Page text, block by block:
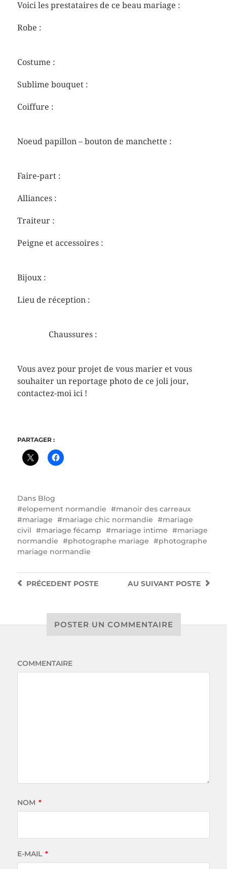
Voici les prestataires de ce beau mariage :
Robe :
Costume :
Sublime bouquet :
Coiffure :
Noeud papillon – bouton de manchette :
Faire-part :
Alliances :
Traiteur :
Peigne et accessoires :
Bijoux :
Lieu de réception :
Chaussures :
Vous avez pour projet de vous marier et vous
souhaiter un reportage photo de ce joli jour,
contactez-moi ici !
PARTAGER :
Dans Blog
elopement normandie
manoir des carreaux
mariage
mariage chic normandie
mariage
civil
mariage fécamp mariage intime
mariage
normandie
photographe mariage
photographe
mariage normandie
AU SUIVANT POSTE
PRÉCEDENTPOSTE
POSTER UN COMMENTAIRE
COMMENTAIRE
NOM *
E-MAIL *